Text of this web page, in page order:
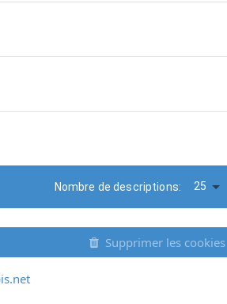
Nombre de descriptions: 25
Supprimer les cookies